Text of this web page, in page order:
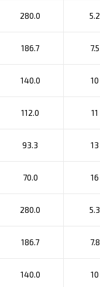
280.0 5.2
186.7 7.5
140.0 10
112.0 11
93.3 13
70.0 16
280.0 5.3
186.7 7.8
140.0 10